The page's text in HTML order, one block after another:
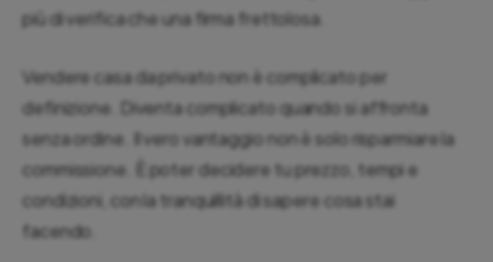
più di verifica che una firma frettolosa.
Vendere casa da privato non è complicato per
definizione. Diventa complicato quando si affronta
senza ordine. Il vero vantaggio non è solo risparmiare la
commissione. È poter decidere tu prezzo, tempi e
condizioni, con la tranquillità di sapere cosa stai
facendo.